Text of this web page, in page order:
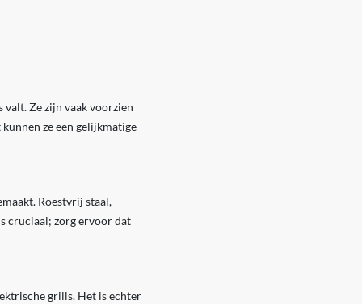
Ze zijn vaak voorzien
ze een gelijkmatige
Roestvrij staal,
cruciaal; zorg ervoor dat
grills. Het is echter